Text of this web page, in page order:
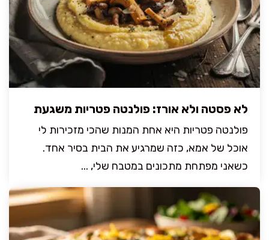
לא פסטה ולא אורז: פולנטה פטריות משגעת
פולנטה פטריות היא אחת המנות שהכי מזכירות לי
אוכל של אמא, כזה שמרגיע את הבית בסיר אחד.
כשאני מפתחת מתכונים במטבח שלי, ...